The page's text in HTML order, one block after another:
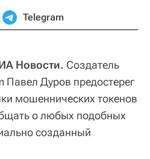
Telegram
Новости. Создатель
Павел Дуров предостерег
мошеннических токенов
о любых подобных
созданный